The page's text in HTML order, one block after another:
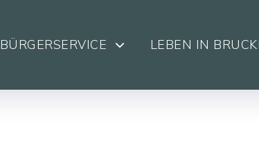
BÜRGERSERVICE LEBEN IN